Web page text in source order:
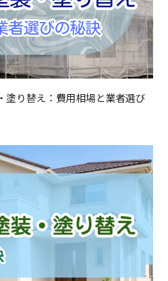
塗り替え：費用相場と業者選び